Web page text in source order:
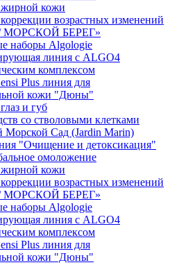
кожи
возрастных изменений
/ МОРСКОЙ БЕРЕГ»
наборы Algologie
линия с ALGO4
комплексом
Plus линия для
кожи "Дюны"
и губ
со стволовыми клетками
Морской Сад (Jardin Marin)
"Очищение и детоксикация"
омоложение
кожи
возрастных изменений
/ МОРСКОЙ БЕРЕГ»
наборы Algologie
линия с ALGO4
комплексом
Plus линия для
кожи "Дюны"